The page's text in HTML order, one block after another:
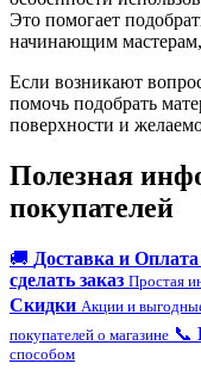
Это помогает
начинающим
Если возникают
помочь подобрать
поверхности и
Полезная
покупателей
🚚 Доставка и Оплата
сделать заказ Простая
Скидки Акции и
покупателей о магазине 📞
способом